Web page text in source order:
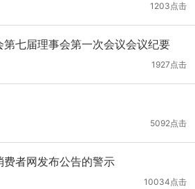
1203点击
七届理事会第一次会议会议纪要
1927点击
5092点击
者网发布公告的警示
10034点击